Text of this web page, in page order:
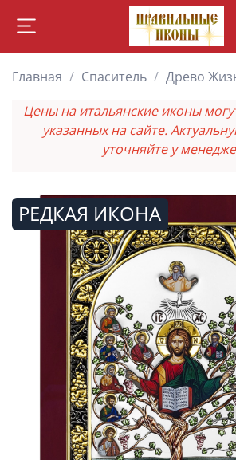
Главная Спаситель
Древо
Цены на итальянские иконы
указанных на сайте.
уточняйте у
РЕДКАЯ ИКОНА